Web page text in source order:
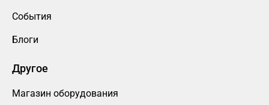
События
Блоги
Другое
Магазин оборудования